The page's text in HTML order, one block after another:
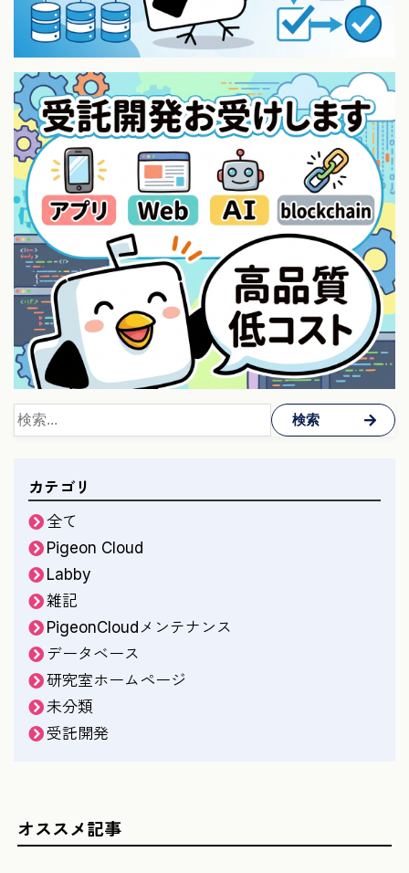
検索
カテゴリ
全て
Pigeon Cloud
Labby
雑記
PigeonCloudメンテナンス
データベース
研究室ホームページ
未分類
受託開発
オススメ記事